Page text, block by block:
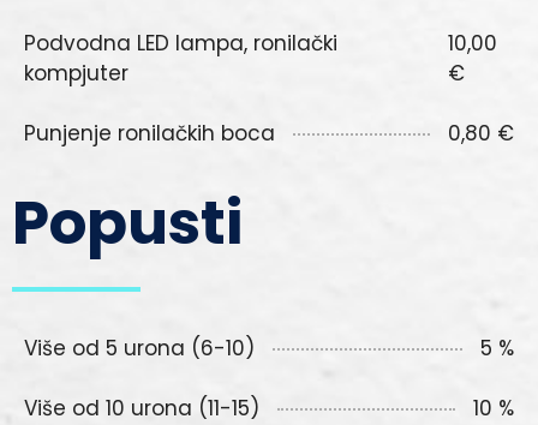
Podvodna LED lampa, ronilački
kompjuter
10,00
€
Punjenje ronilačkih boca 0,80 €
Popusti
Više od 5 urona (6-10) 5 %
Više od 10 urona (11-15) 10 %